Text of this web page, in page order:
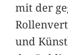
mit der
und